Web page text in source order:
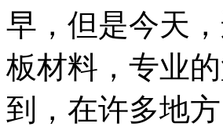
早，但是今天
板材料，专业
到，在许多地